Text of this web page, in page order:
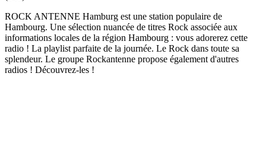
ROCK ANTENNE Hamburg est une station populaire de
Hambourg. Une sélection nuancée de titres Rock associée aux
informations locales de la région Hambourg : vous adorerez cette
radio ! La playlist parfaite de la journée. Le Rock dans toute sa
splendeur. Le groupe Rockantenne propose également d'autres
radios ! Découvrez-les !